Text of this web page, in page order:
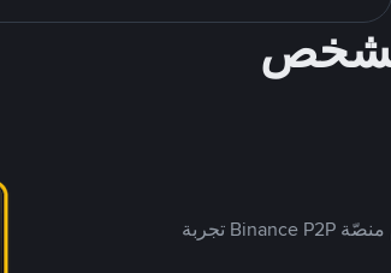
لشخص
بينما تستهدف العديد من منصّات تداول P2P أسواقًا مُحددة، تُقدّم منصّة Binance P2P تجربة